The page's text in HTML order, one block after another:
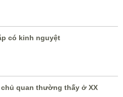
có kinh nguyệt
quan thường thấy ở XX